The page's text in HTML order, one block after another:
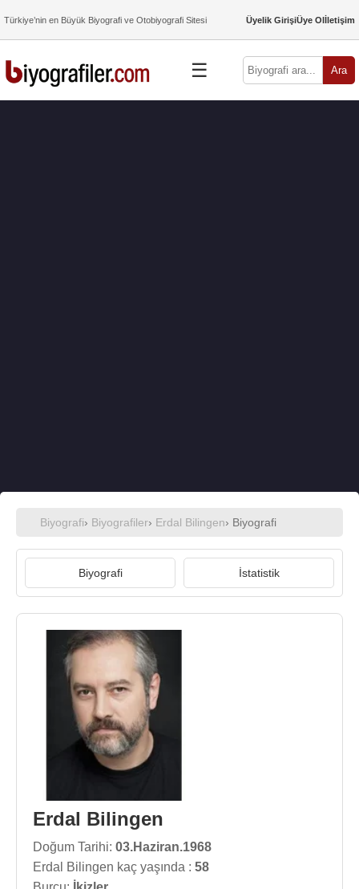
Türkiye’nin en Büyük Biyografi ve Otobiyografi Sitesi Üyelik GirişiÜye Olİletişim
☰ Ara
Biyografi› Biyografiler› Erdal Bilingen› Biyografi
Biyografi İstatistik
Erdal Bilingen
Doğum Tarihi: 03.Haziran.1968
Erdal Bilingen kaç yaşında : 58